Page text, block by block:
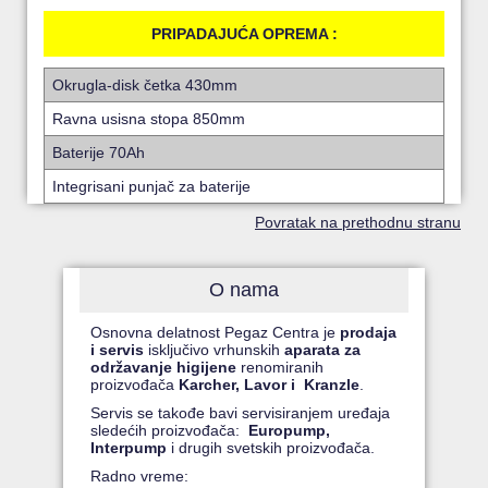
PRIPADAJUĆA OPREMA :
Okrugla-disk četka 430mm
Ravna usisna stopa 850mm
Baterije 70Ah
Integrisani punjač za baterije
Povratak na prethodnu stranu
O nama
Osnovna delatnost Pegaz Centra je prodaja
i servis isključivo vrhunskihaparata za
održavanje higijene renomiranih
proizvođača Karcher, Lavor i Kranzle
Servis se takođe bavi servisiranjem uređaja
sledećih proizvođača: Europump,
Interpump i drugih svetskih proizvođača.
Radno vreme: